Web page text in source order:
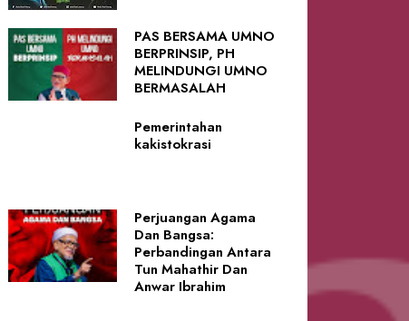
PAS BERSAMA UMNO
BERPRINSIP, PH
MELINDUNGI UMNO
BERMASALAH
Pemerintahan
kakistokrasi
Perjuangan Agama
Dan Bangsa:
Perbandingan Antara
Tun Mahathir Dan
Anwar Ibrahim